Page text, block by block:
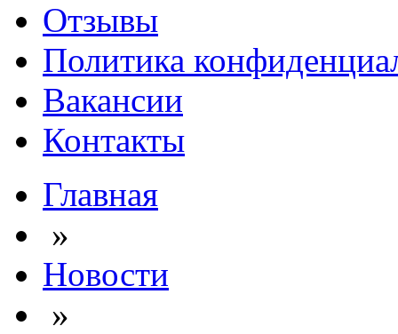
Отзывы
Политика
Вакансии
Контакты
Главная
»
Новости
»